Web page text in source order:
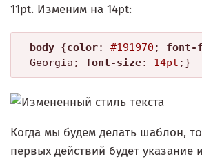
11pt. Изменим на 14pt:
body {color: #191970 ; font-
Georgia; font-size: 14pt ;}
Когда мы будем делать шаблон,
первых действий будет указание